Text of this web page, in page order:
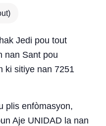
Jedi pou tout
nan Sant pou
ki sitiye nan 7251
plis enfòmasyon,
Aje UNIDAD la nan